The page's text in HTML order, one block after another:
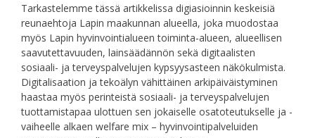
Tarkastelemme tässä artikkelissa digiasioinnin keskeisiä
reunaehtoja Lapin maakunnan alueella, joka muodostaa
myös Lapin hyvinvointialueen toiminta-alueen, alueellisen
saavutettavuuden, lainsäädännön sekä digitaalisten
sosiaali- ja terveyspalvelujen kypsyysasteen näkökulmista.
Digitalisaation ja tekoälyn vähittäinen arkipäiväistyminen
haastaa myös perinteistä sosiaali- ja terveyspalvelujen
tuottamistapaa ulottuen sen jokaiselle osatoteutukselle ja -
vaiheelle alkaen welfare mix – hyvinvointipalveluiden